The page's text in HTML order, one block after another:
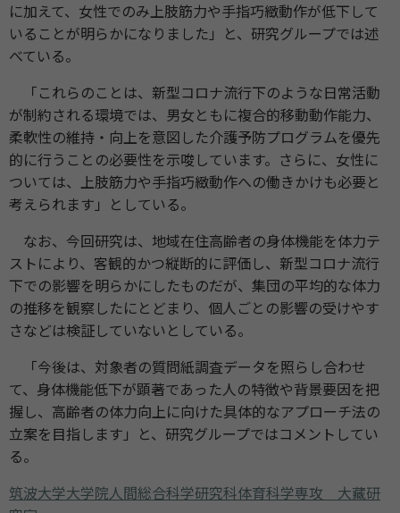
に加えて、⼥性でのみ上肢筋⼒や⼿指巧緻動作が低下して
いることが明らかになりました」と、研究グループでは述
べている。
「これらのことは、新型コロナ流⾏下のような⽇常活動
が制約される環境では、男⼥ともに複合的移動動作能⼒、
柔軟性の維持・向上を意図した介護予防プログラムを優先
的に⾏うことの必要性を⽰唆しています。さらに、⼥性に
ついては、上肢筋⼒や⼿指巧緻動作への働きかけも必要と
考えられます」としている。
なお、今回研究は、地域在住⾼齢者の⾝体機能を体⼒テ
ストにより、客観的かつ縦断的に評価し、新型コロナ流⾏
下での影響を明らかにしたものだが、集団の平均的な体⼒
の推移を観察したにとどまり、個⼈ごとの影響の受けやす
さなどは検証していないとしている。
「今後は、対象者の質問紙調査データを照らし合わせ
て、⾝体機能低下が顕著であった⼈の特徴や背景要因を把
握し、⾼齢者の体⼒向上に向けた具体的なアプローチ法の
⽴案を⽬指します」と、研究グループではコメントしてい
る。
筑波大学大学院人間総合科学研究科体育科学専攻 大藏研